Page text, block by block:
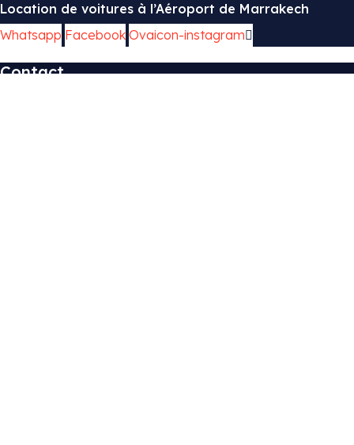
Location de voitures à l’Aéroport de Marrakech
Whatsapp Facebook Ovaicon-instagram
Contact